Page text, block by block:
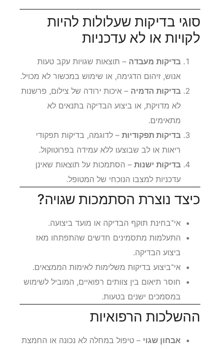
סוגי בדיקות שעלולות להיות
לקויות או לא עדכניות
בדיקות מעבדה – תוצאות שגויות עקב טעות
אנוש, זיהום הדגימה, או שימוש במכשור לא מכויל.
בדיקות הדמיה – איכות ירודה של צילום, פרשנות
לא מדויקת, או ביצוע הבדיקה בתנאים לא
מתאימים.
בדיקות תפקודיות – לדוגמה, בדיקות תפקודי
ריאות או לב שבוצעו ללא עמידה בפרוטוקול.
בדיקות ישנות – הסתמכות על תוצאות שאינן
עדכניות למצבו הנוכחי של המטופל.
כיצד נוצרת הסתמכות שגויה?
אי־בחינת תוקף הבדיקה או מועד ביצועה.
התעלמות מתסמינים חדשים שהתפתחו מאז
ביצוע הבדיקה.
אי־ביצוע בדיקות משלימות לאימות הממצאים.
חוסר תיאום בין צוותים רפואיים, המוביל לשימוש
במסמכים ישנים בטעות.
ההשלכות הרפואיות
אבחון שגוי – טיפול במחלה לא נכונה או החמצת